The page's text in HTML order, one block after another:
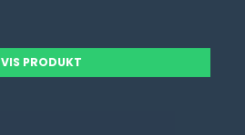
VIS PRODUKT